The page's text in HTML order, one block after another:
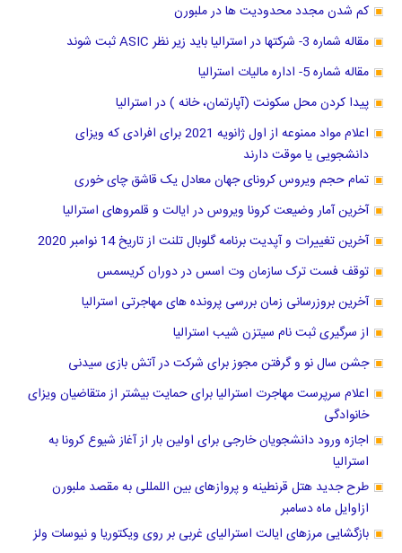
کم شدن مجدد محدودیت ها در ملبورن
مقاله شماره 3- شرکتها در استرالیا باید زیر نظر ASIC ثبت شوند
مقاله شماره 5- اداره مالیات استرالیا
پیدا کردن محل سکونت (آپارتمان، خانه ) در استرالیا
اعلام مواد ممنوعه از اول ژانویه 2021 برای افرادی که ویزای
دانشجویی یا موقت دارند
تمام حجم ویروس کرونای جهان معادل یک قاشق چای خوری
آخرین آمار وضیعت کرونا ویروس در ایالت و قلمروهای استرالیا
آخرین تغییرات و آپدیت برنامه گلوبال تلنت از تاریخ 14 نوامبر 2020
توقف فست ترک سازمان وت اسس در دوران کریسمس
آخرین بروزرسانی زمان بررسی پرونده های مهاجرتی استرالیا
از سرگیری ثبت نام سیتزن شیب استرالیا
جشن سال نو و ‌گرفتن مجوز برای شرکت در آتش بازی سیدنی
اعلام سرپرست مهاجرت استرالیا برای حمایت بیشتر از متقاضیان ویزای
خانوادگی
اجازه ورود دانشجویان خارجی برای اولین بار از آغاز شیوع کرونا به
استرالیا
طرح جدید هتل قرنطینه و پروازهای بین اللمللی به مقصد ملبورن
ازاوایل ماه دسامبر
بازگشایی مرزهای ایالت استرالیای غربی بر روی ویکتوریا و نیوسات ولز